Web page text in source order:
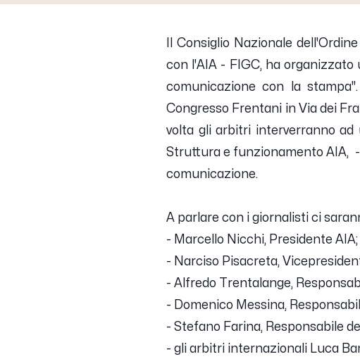
Il Consiglio Nazionale
con l'AIA - FIGC, ha
comunicazione con la
Congresso Frentani in Via dei
volta gli arbitri interverranno
Struttura e funzionamento AIA,
comunicazione.
A parlare con i giornalisti ci
- Marcello Nicchi, Presidente AIA;
- Narciso Pisacreta,
- Alfredo Trentalange,
- Domenico Messina,
- Stefano Farina, Responsabile
- gli arbitri internazionali Luca